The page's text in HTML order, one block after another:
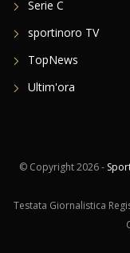
sportinoro TV
TopNews
Ultim'ora
© Copyright 2026 -
Testata Giornalistica